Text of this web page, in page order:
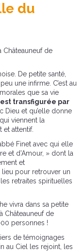
du
à Châteauneuf de
De petite santé,
une infirme. C’est au
que sa vie
transfigurée par
Dieu et qu’elle donne
viennent la
et attentif.
Finet avec qui elle
et d’Amour, » dont la
et
pour retrouver un
retraites spirituelles
vivra dans sa petite
Châteauneuf de
personnes !
de témoignages
au Ciel les rejoint, les